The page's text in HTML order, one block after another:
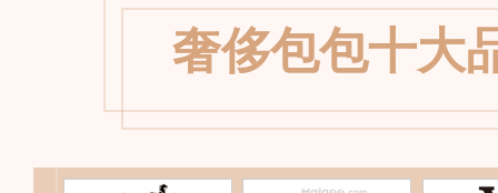
奢侈包包十大